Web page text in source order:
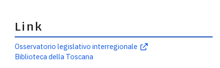
Link
Osservatorio legislativo interregionale
Biblioteca della Toscana